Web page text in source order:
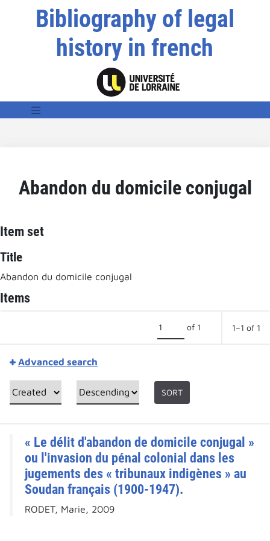
Bibliography of legal
history in french
Abandon du domicile conjugal
Item set
Title
Abandon du domicile conjugal
Items
of 1 1–1 of 1
Advanced search
SORT
« Le délit d'abandon de domicile conjugal »
ou l'invasion du pénal colonial dans les
jugements des « tribunaux indigènes » au
Soudan français (1900-1947).
RODET, Marie, 2009